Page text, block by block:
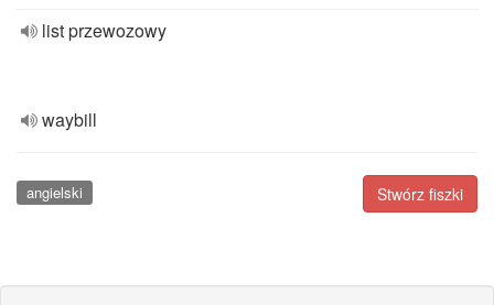
list przewozowy
waybill
Stwórz fiszki
angielski